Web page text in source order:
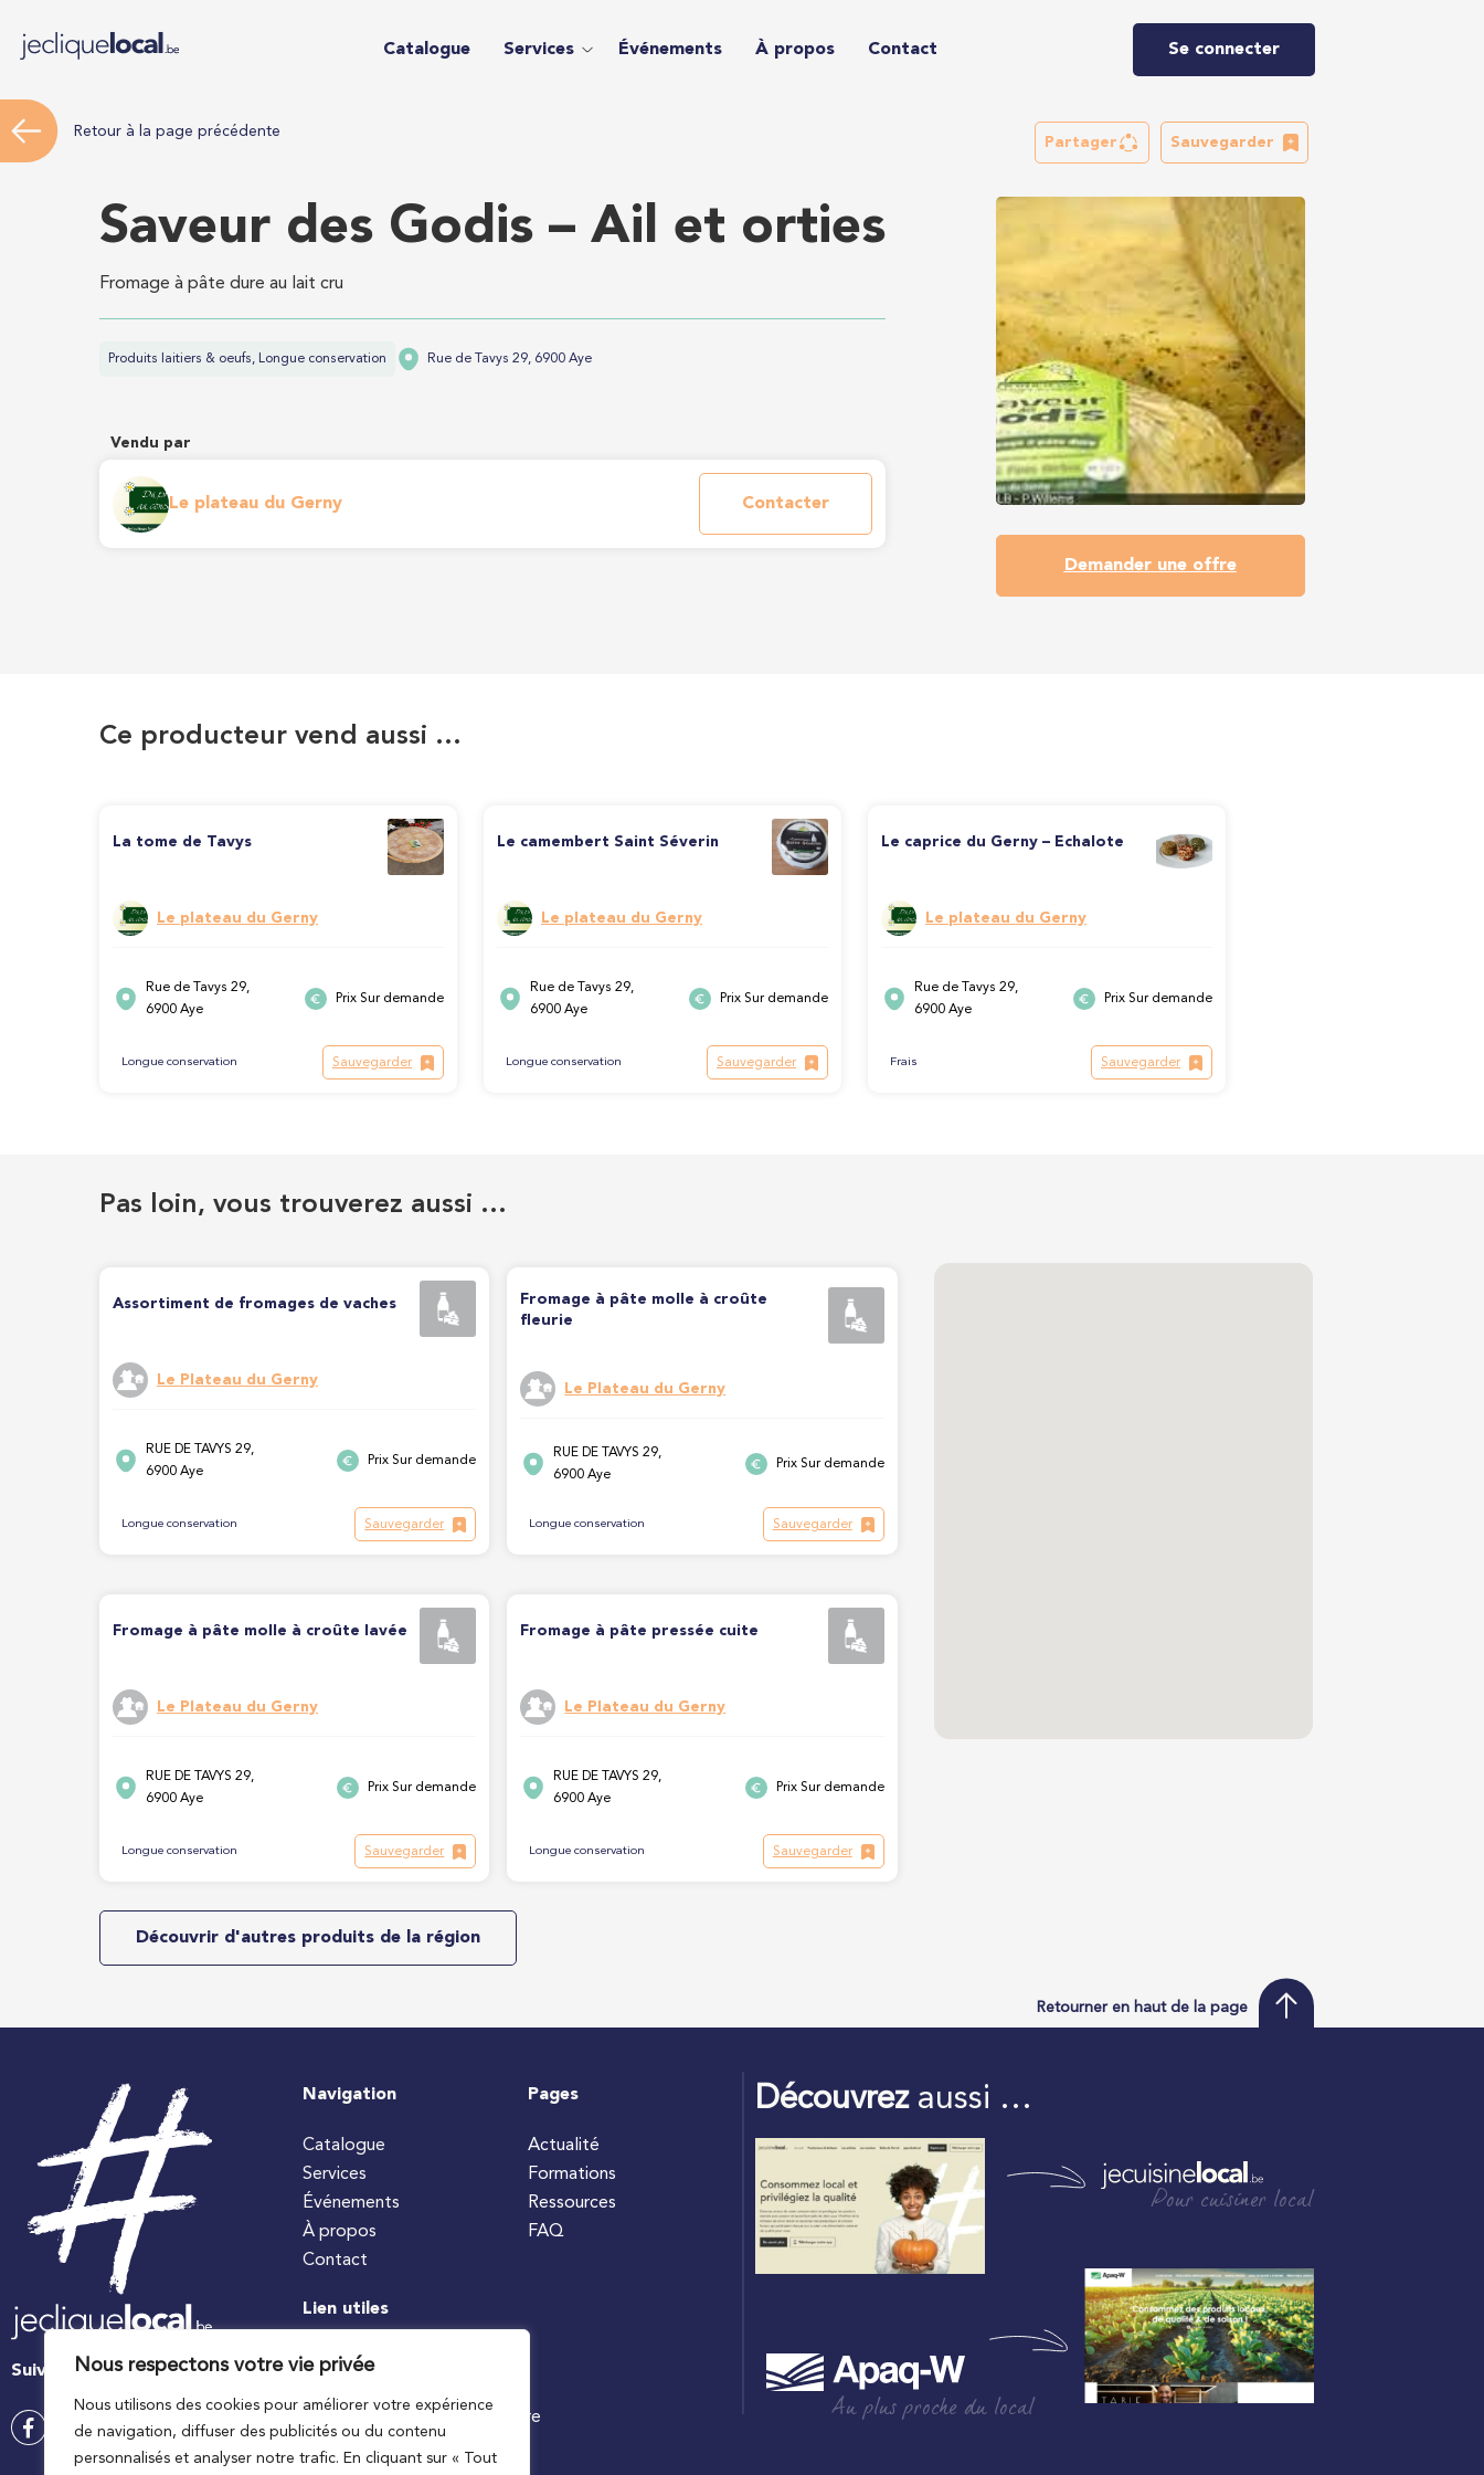
Nous respectons votre vie privée
Nous utilisons des cookies pour améliorer votre expérience
de navigation, diffuser des publicités ou du contenu
personnalisés et analyser notre trafic. En cliquant sur « Tout
Catalogue Services Événements À propos Contact Se connecter
Retour à la page précédente
Partager Sauvegarder
Saveur des Godis – Ail et orties
Fromage à pâte dure au lait cru
Produits laitiers & oeufs, Longue conservation Rue de Tavys 29, 6900 Aye
Vendu par
Le plateau du Gerny Contacter
Demander une offre
Ce producteur vend aussi …
La tome de Tavys
Le plateau du Gerny
Rue de Tavys 29,
6900 Aye
Prix Sur demande
Longue conservation Sauvegarder
Le camembert Saint Séverin
Le plateau du Gerny
Rue de Tavys 29,
6900 Aye
Prix Sur demande
Longue conservation Sauvegarder
Le caprice du Gerny – Echalote
Le plateau du Gerny
Rue de Tavys 29,
6900 Aye
Prix Sur demande
Frais Sauvegarder
Pas loin, vous trouverez aussi …
Assortiment de fromages de vaches
Le Plateau du Gerny
RUE DE TAVYS 29,
6900 Aye
Prix Sur demande
Longue conservation Sauvegarder
Fromage à pâte molle à croûte
fleurie
Le Plateau du Gerny
RUE DE TAVYS 29,
6900 Aye
Prix Sur demande
Longue conservation Sauvegarder
Fromage à pâte molle à croûte lavée
Le Plateau du Gerny
RUE DE TAVYS 29,
6900 Aye
Prix Sur demande
Longue conservation Sauvegarder
Fromage à pâte pressée cuite
Le Plateau du Gerny
RUE DE TAVYS 29,
6900 Aye
Prix Sur demande
Longue conservation Sauvegarder
Découvrir d'autres produits de la région
Retourner en haut de la page
Suivez-nous
Navigation
Catalogue
Services
Événements
À propos
Contact
Pages
Actualité
Formations
Ressources
FAQ
Lien utiles
#jecuisinelocal
Ministre wallon de l’agriculture
Découvrezaussi …
Pour cuisiner local
Au plus proche du local